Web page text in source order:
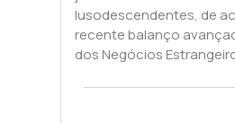
lusodescendentes, de
recente balanço
dos Negócios